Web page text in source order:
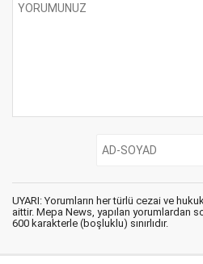
UYARI: Yorumların her türlü cezai ve
aittir. Mepa News, yapılan yorumlardan
600 karakterle (boşluklu) sınırlıdır.